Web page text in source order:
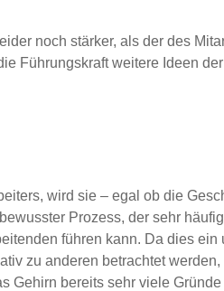
noch stärker, als der des
Führungskraft weitere Ideen
wird sie – egal ob die
Prozess, der sehr
führen kann. Da dies ein
zu anderen betrachtet
Gehirn bereits sehr viele